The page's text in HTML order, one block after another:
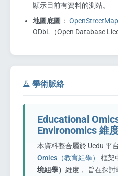
顯示目前有資料的測站。
地圖底圖 ： OpenStreetMap
ODbL（Open Database
學術脈絡
Educational
Environomics 維
本資料整合屬於 Uedu 平
Omics（教育組學）
框架
境組學） 維度， 旨在探